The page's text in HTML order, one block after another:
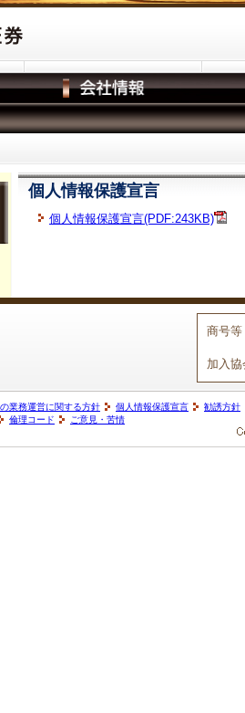
個人情報保護宣言
個人情報保護宣言(PDF:243KB)
商号等
加入協
業務運営に関する方針 個人情報保護宣言
勧誘方針
倫理コード ご意見・苦情